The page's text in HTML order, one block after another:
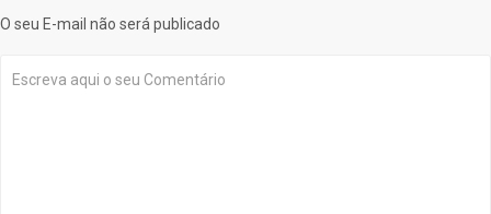
O seu E-mail não será publicado